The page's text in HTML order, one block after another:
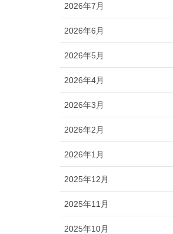
2026年7月
2026年6月
2026年5月
2026年4月
2026年3月
2026年2月
2026年1月
2025年12月
2025年11月
2025年10月